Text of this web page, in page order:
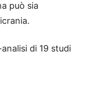
può sia
di 19 studi